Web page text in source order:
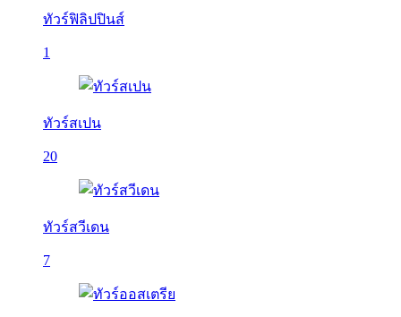
ทัวร์ฟิลิปปินส์
1
ทัวร์สเปน
20
ทัวร์สวีเดน
7